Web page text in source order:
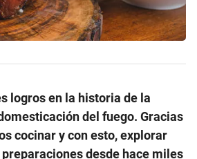
logros en la historia de la
del fuego. Gracias
cocinar y con esto, explorar
desde hace miles